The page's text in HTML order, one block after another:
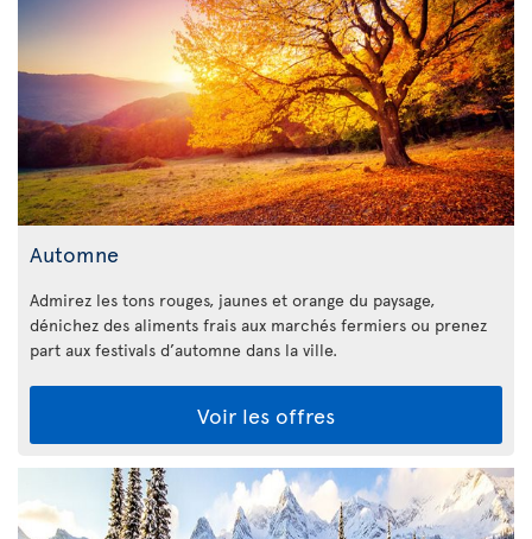
Automne
Admirez les tons rouges, jaunes et orange du paysage,
dénichez des aliments frais aux marchés fermiers ou prenez
part aux festivals d’automne dans la ville.
Voir les offres